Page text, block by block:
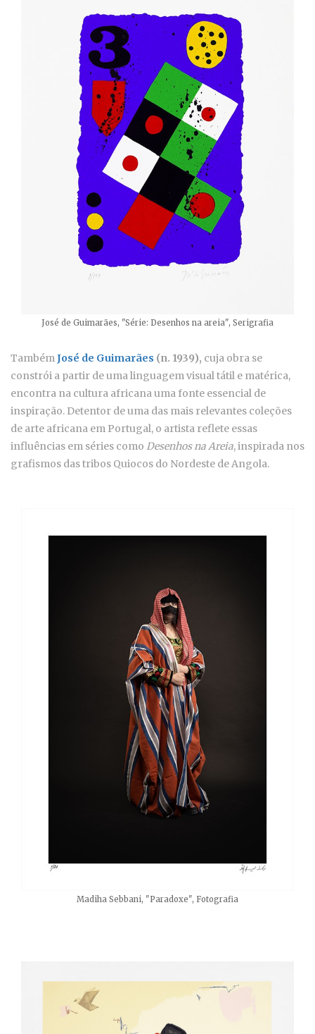
José de Guimarães, "Série: Desenhos na areia", Serigrafia
TambémJosé de Guimarães (n. 1939), cuja obra se
constrói a partir de uma linguagem visual tátil e matérica,
encontra na cultura africana uma fonte essencial de
inspiração. Detentor de uma das mais relevantes coleções
de arte africana em Portugal, o artista reflete essas
influências em séries como Desenhos na Areia, inspirada nos
grafismos das tribos Quiocos do Nordeste de Angola.
Madiha Sebbani, "Paradoxe", Fotografia